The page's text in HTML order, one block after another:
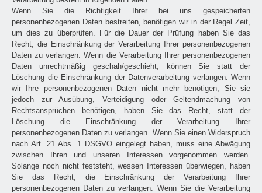
Wenn Sie die Richtigkeit Ihrer bei uns gespeicherten
personenbezogenen Daten bestreiten, benötigen wir in der Regel Zeit,
um dies zu überprüfen. Für die Dauer der Prüfung haben Sie das
Recht, die Einschränkung der Verarbeitung Ihrer personenbezogenen
Daten zu verlangen. Wenn die Verarbeitung Ihrer personenbezogenen
Daten unrechtmäßig geschah/geschieht, können Sie statt der
Löschung die Einschränkung der Datenverarbeitung verlangen. Wenn
wir Ihre personenbezogenen Daten nicht mehr benötigen, Sie sie
jedoch zur Ausübung, Verteidigung oder Geltendmachung von
Rechtsansprüchen benötigen, haben Sie das Recht, statt der
Löschung die Einschränkung der Verarbeitung Ihrer
personenbezogenen Daten zu verlangen. Wenn Sie einen Widerspruch
nach Art. 21 Abs. 1 DSGVO eingelegt haben, muss eine Abwägung
zwischen Ihren und unseren Interessen vorgenommen werden.
Solange noch nicht feststeht, wessen Interessen überwiegen, haben
Sie das Recht, die Einschränkung der Verarbeitung Ihrer
personenbezogenen Daten zu verlangen. Wenn Sie die Verarbeitung